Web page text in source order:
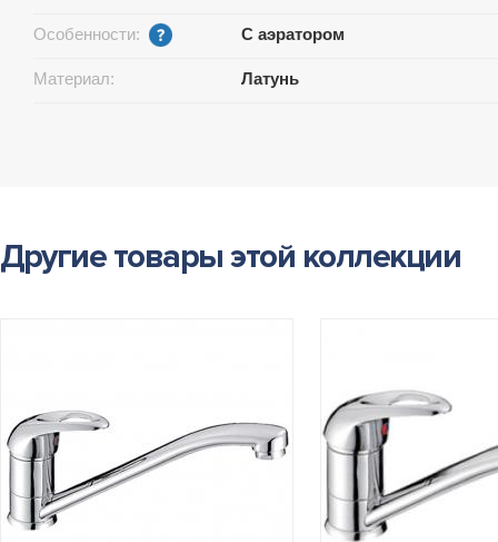
Особенности: С аэратором
Материал: Латунь
Другие товары этой коллекции